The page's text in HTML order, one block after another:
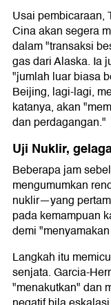
Usai pembicaraan,
Cina akan segera
dalam "transaksi
gas dari Alaska. Ia
"jumlah luar biasa
Beijing, lagi-lagi,
katanya, akan
dan perdagangan."
Uji Nuklir,
Beberapa jam
mengumumkan
nuklir—yang
pada kemampuan
demi
Langkah itu
senjata. Garcia-
"menakutkan" dan